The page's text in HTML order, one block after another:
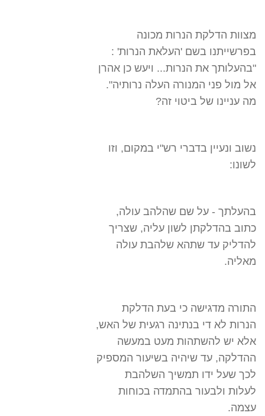
מצוות הדלקת הנרות מכונה
בפרשייתנו בשם 'העלאת הנרות' :
"בהעלותך את הנרות... ויעש כן אהרן
אל מול פני המנורה העלה נרותיה".
מה עניינו של ביטוי זה?
נשוב ונעיין בדברי רש"י במקום, וזו
לשונו:
בהעלתך - על שם שהלהב עולה,
כתוב בהדלקתן לשון עליה, שצריך
להדליק עד שתהא שלהבת עולה
מאליה.
התורה מדגישה כי בעת הדלקת
הנרות לא די בנתינה רגעית של האש,
אלא יש להשתהות מעט במעשה
ההדלקה, עד שיהיה בשיעור המספיק
לכך שעל ידו תמשיך השלהבת
לעלות ולבעור בהתמדה בכוחות
עצמה.